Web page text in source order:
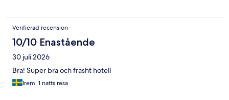
Verifierad recension
10/10 Enastående
30 juli 2026
Bra! Super bra och fräsht hotell
Irem, 1 natts resa